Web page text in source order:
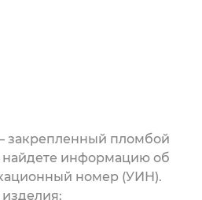
закрепленный пломбой
найдете информацию об
номер (УИН).